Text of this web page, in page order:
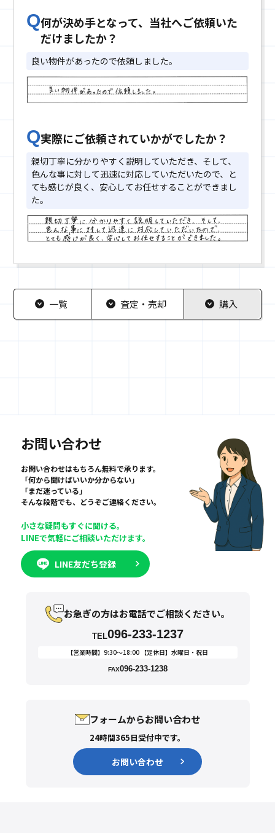
Q何が決め手となって、当社へご依頼いた
だけましたか？
良い物件があったので依頼しました。
Q実際にご依頼されていかがでしたか？
親切丁寧に分かりやすく説明していただき、そして、
色んな事に対して迅速に対応していただいたので、と
ても感じが良く、安心してお任せすることができまし
た。
一覧 査定・売却 購入
お問い合わせ
お問い合わせはもちろん無料で承ります。
「何から聞けばいいか分からない」
「まだ迷っている」
そんな段階でも、どうぞご連絡ください。
小さな疑問もすぐに聞ける。
LINEで気軽にご相談いただけます。
LINE友だち登録
お急ぎの方はお電話でご相談ください。
TEL096-233-1237
【営業時間】9:30〜18:00 【定休日】水曜日・祝日
FAX096-233-1238
フォームからお問い合わせ
24時間365日受付中です。
お問い合わせ